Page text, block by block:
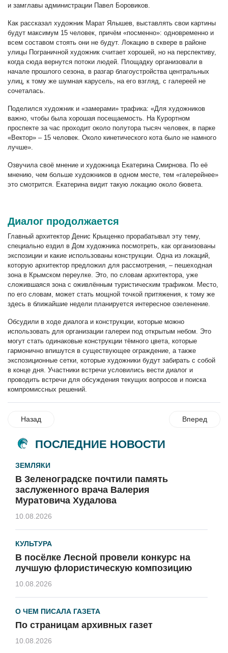
и замглавы администрации Павел Боровиков.
Как рассказал художник Марат Ялышев, выставлять свои картины
будут максимум 15 человек, причём «посменно»: одновременно и
всем составом стоять они не будут. Локацию в сквере в районе
улицы Пограничной художник считает хорошей, но на перспективу,
когда сюда вернутся потоки людей. Площадку организовали в
начале прошлого сезона, в разгар благоустройства центральных
улиц, к тому же шумная карусель, на его взгляд, с галереей не
сочеталась.
Поделился художник и «замерами» трафика: «Для художников
важно, чтобы была хорошая посещаемость. На Курортном
проспекте за час проходит около полутора тысяч человек, в парке
«Вектор» – 15 человек. Около кинетического кота было не намного
лучше».
Озвучила своё мнение и художница Екатерина Смирнова. По её
мнению, чем больше художников в одном месте, тем «галерейнее»
это смотрится. Екатерина видит такую локацию около бювета.
Диалог продолжается
Главный архитектор Денис Крыщенко прорабатывал эту тему,
специально ездил в Дом художника посмотреть, как организованы
экспозиции и какие использованы конструкции. Одна из локаций,
которую архитектор предложил для рассмотрения, – пешеходная
зона в Крымском переулке. Это, по словам архитектора, уже
сложившаяся зона с оживлённым туристическим трафиком. Место,
по его словам, может стать мощной точкой притяжения, к тому же
здесь в ближайшие недели планируется интересное озеленение.
Обсудили в ходе диалога и конструкции, которые можно
использовать для организации галереи под открытым небом. Это
могут стать одинаковые конструкции тёмного цвета, которые
гармонично впишутся в существующее ограждение, а также
экспозиционные сетки, которые художники будут забирать с собой
в конце дня. Участники встречи условились вести диалог и
проводить встречи для обсуждения текущих вопросов и поиска
компромиссных решений.
Назад Вперед
ПОСЛЕДНИЕ НОВОСТИ
ЗЕМЛЯКИ
В Зеленоградске почтили память
заслуженного врача Валерия
Муратовича Худалова
10.08.2026
КУЛЬТУРА
В посёлке Лесной провели конкурс на
лучшую флористическую композицию
10.08.2026
О ЧЕМ ПИСАЛА ГАЗЕТА
По страницам архивных газет
10.08.2026